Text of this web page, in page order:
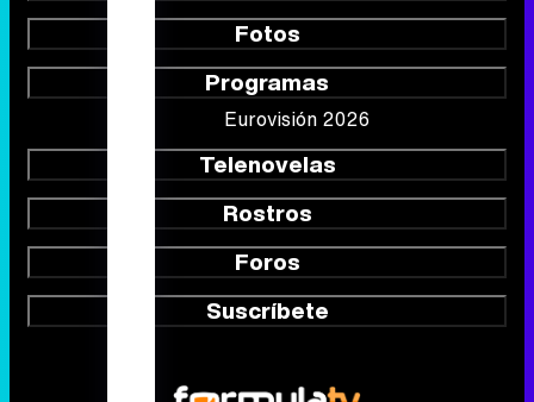
Fotos
Programas
Eurovisión 2026
Telenovelas
Rostros
Foros
Suscríbete